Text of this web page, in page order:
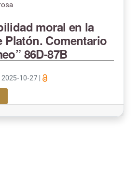
moral en la
Platón. Comentario
86D-87B
2025-10-27